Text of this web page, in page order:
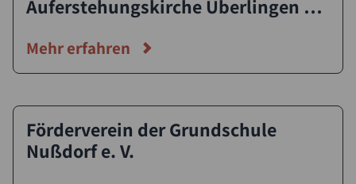
Auferstehungskirche Überlingen e.
Mehr erfahren
Förderverein der Grundschule
Nußdorf e. V.